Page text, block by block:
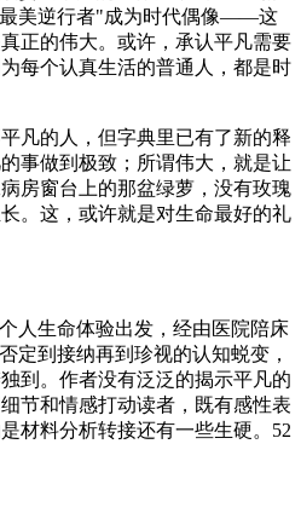
美逆行者"成为时代偶像——这
正的伟大。或许，承认平凡需要
每个认真生活的普通人，都是时
的人，但字典里已有了新的释
事做到极致；所谓伟大，就是让
房窗台上的那盆绿萝，没有玫瑰
。这，或许就是对生命最好的礼
生命体验出发，经由医院陪床
定到接纳再到珍视的认知蜕变，
到。作者没有泛泛的揭示平凡的
节和情感打动读者，既有感性表
材料分析转接还有一些生硬。52